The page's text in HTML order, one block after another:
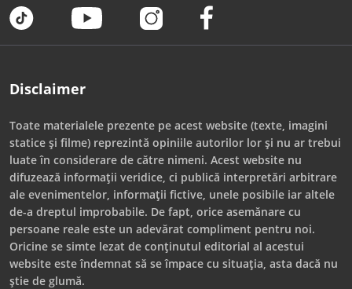
Disclaimer
Toate materialele prezente pe acest website (texte, imagini
statice și filme) reprezintă opiniile autorilor lor și nu ar trebui
luate în considerare de către nimeni. Acest website nu
difuzează informații veridice, ci publică interpretări arbitrare
ale evenimentelor, informații fictive, unele posibile iar altele
de-a dreptul improbabile. De fapt, orice asemănare cu
persoane reale este un adevărat compliment pentru noi.
Oricine se simte lezat de conținutul editorial al acestui
website este îndemnat să se împace cu situația, asta dacă nu
știe de glumă.